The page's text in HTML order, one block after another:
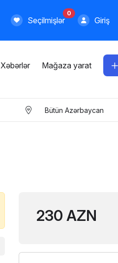
Seçilmişlər
0
Giriş
Xəbərlər Mağaza yarat
Bütün Azərbaycan
230 AZN
300.00 AZN